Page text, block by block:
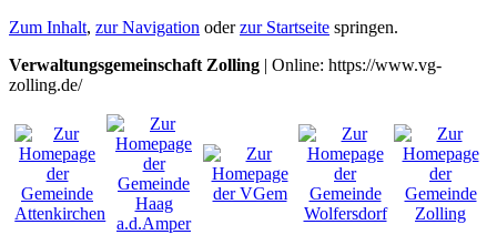
Zum Inhalt, zur Navigation oderzur Startseite springen.
Verwaltungsgemeinschaft Zolling | Online: https://www.vg-
zolling.de/